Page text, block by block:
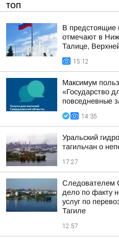
ТОП
В предстоящие
отмечают в
Талице,
15:12
Максимум
«Государство
повседневные
14:35
Уральский
тагильчан о
17:27
Следователем
дело по факту
услуг по
Тагиле
12:57